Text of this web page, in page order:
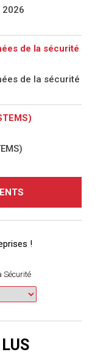
2026
de la sécurité
de la sécurité
Sécurité